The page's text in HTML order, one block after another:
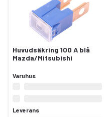
Huvudsäkring 100 A blå
Mazda/Mitsubishi
Varuhus
Leverans